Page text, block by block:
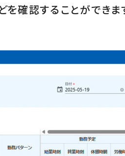
確認することができま